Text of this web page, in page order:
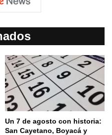
Un 7 de agosto con historia:
San Cayetano, Boyacá y